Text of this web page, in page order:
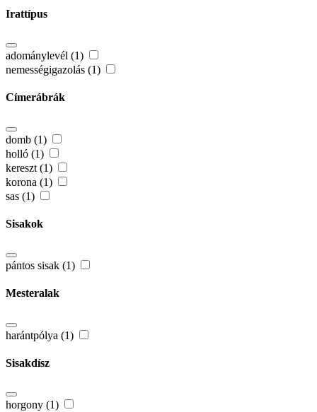
Irattípus
adománylevél (1)
nemességigazolás (1)
Címerábrák
domb (1)
holló (1)
kereszt (1)
korona (1)
sas (1)
Sisakok
pántos sisak (1)
Mesteralak
harántpólya (1)
Sisakdísz
horgony (1)